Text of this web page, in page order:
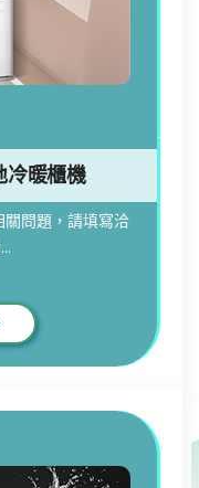
暖櫃機
問題，請填寫洽